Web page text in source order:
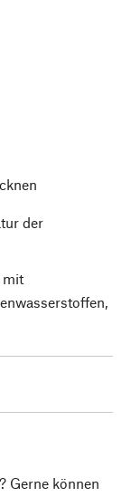
der
mit
Gerne können